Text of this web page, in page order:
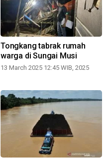
Tongkang tabrak rumah
warga di Sungai Musi
13 March 2025 12:45 WIB, 2025